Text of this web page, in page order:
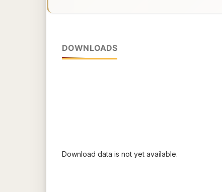
DOWNLOADS
Download data is not yet available.